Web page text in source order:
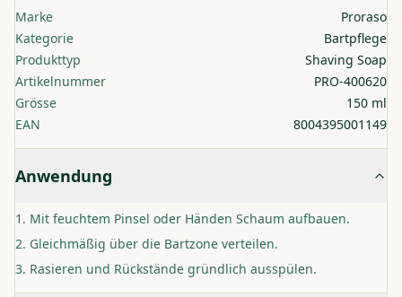
Marke
Proraso
Kategorie
Bartpflege
Produkttyp
Shaving Soap
Artikelnummer
PRO-400620
Grösse
150 ml
EAN
8004395001149
Anwendung
Mit feuchtem Pinsel oder Händen Schaum aufbauen.
Gleichmäßig über die Bartzone verteilen.
Rasieren und Rückstände gründlich ausspülen.